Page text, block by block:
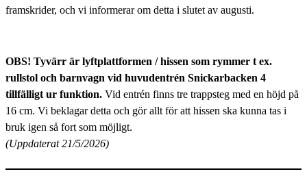
framskrider, och vi informerar om detta i slutet av augusti.
OBS! Tyvärr är lyftplattformen / hissen som rymmer t ex.
rullstol och barnvagn vid huvudentrén Snickarbacken 4
tillfälligt ur funktion. Vid entrén finns tre trappsteg med en höjd på
16 cm. Vi beklagar detta och gör allt för att hissen ska kunna tas i
bruk igen så fort som möjligt.
(Uppdaterat 21/5/2026)